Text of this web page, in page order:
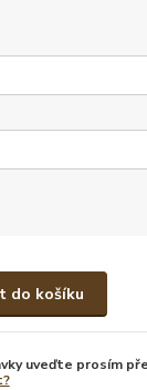
do košíku
uveďte prosím